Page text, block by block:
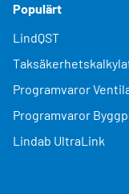
Populärt
LindQST
Programvaror
Programvaror
Lindab UltraLink